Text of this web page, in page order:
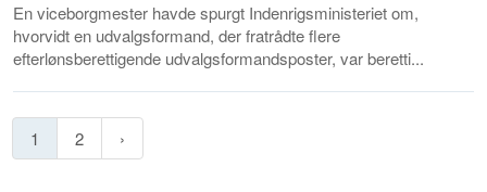
En viceborgmester havde spurgt Indenrigsministeriet om,
hvorvidt en udvalgsformand, der fratrådte flere
efterlønsberettigende udvalgsformandsposter, var beretti...
1 2